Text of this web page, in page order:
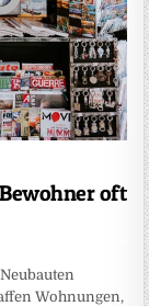
oft
Wohnungen,